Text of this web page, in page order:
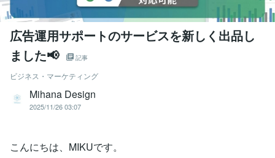
広告運用サポートのサービスを新しく出品し
ました📢
記事
ビジネス・マーケティング
Mihana Design
2025/11/26 03:07
こんにちは、MIKUです。